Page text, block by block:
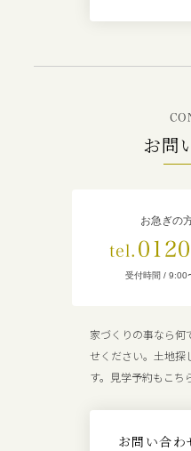
お問
お急ぎの
tel.
受付時間 / 9:00
家づくりの事なら何
せください。土地探
す。見学予約もこち
お問い合わ